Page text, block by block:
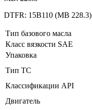
DTFR: 15B110 (МВ 228.3)
Тип базового масла
Класс вязкости SAE
Упаковка
Тип ТС
Классификации API
Двигатель